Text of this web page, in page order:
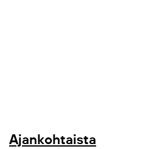
Ajankohtaista